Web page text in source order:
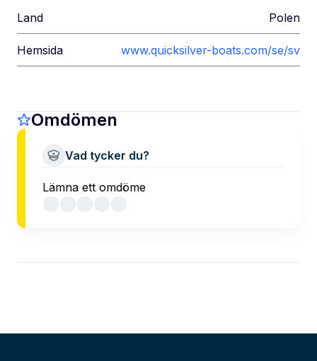
Land Polen
Hemsida www.quicksilver-boats.com/se/sv
Omdömen
Vad tycker du?
Lämna ett omdöme